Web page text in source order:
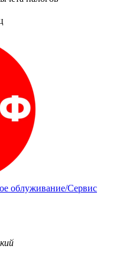
облуживание/Сервис